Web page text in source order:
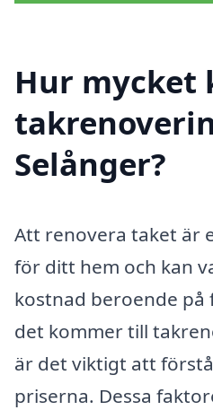
Hur mycket
Selånger?
Att renovera taket är
för ditt hem och kan
kostnad beroende
det kommer till
är det viktigt att
priserna. Dessa